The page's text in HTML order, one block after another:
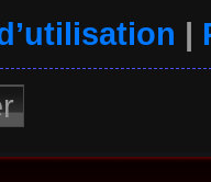
|